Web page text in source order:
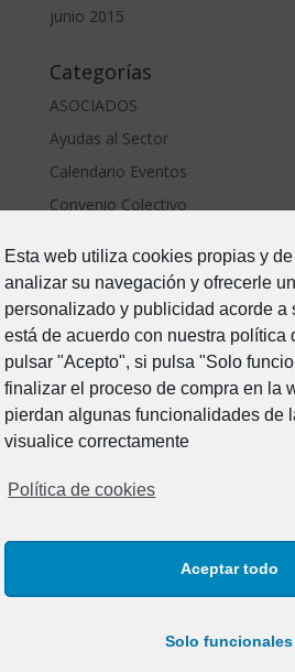
Esta web utiliza cookies propias y
analizar su navegación y ofrecerle
personalizado y publicidad acorde a
está de acuerdo con nuestra política
pulsar "Acepto", si pulsa "Solo
finalizar el proceso de compra en la
pierdan algunas funcionalidades de
visualice correctamente
Política de cookies
Aceptar todo
Solo funcionales
junio 2015
Categorías
ASOCIADOS
Ayudas al Sector
Calendario Eventos
Convenio Colectivo
Estado de Alarma-Covid19
Formacion
Junta Directiva
Noticias
Prevención de riesgos
Sin categoría